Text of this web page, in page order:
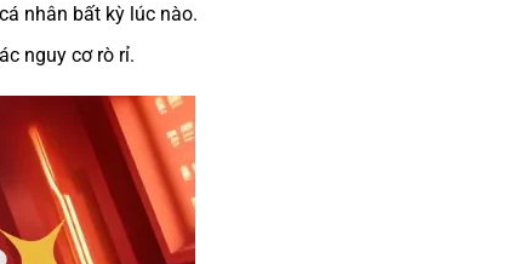
nhân bất kỳ lúc nào.
nguy cơ rò rỉ.